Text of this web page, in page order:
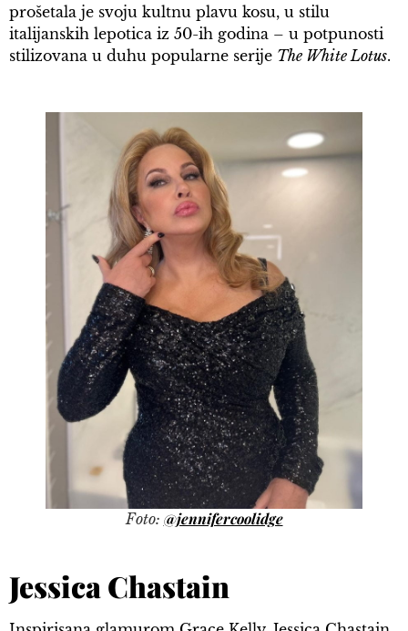
prošetala je svoju kultnu plavu kosu, u stilu
italijanskih lepotica iz 50-ih godina – u potpunosti
stilizovana u duhu popularne serije The White Lotus.
Foto: @jennifercoolidge
Jessica Chastain